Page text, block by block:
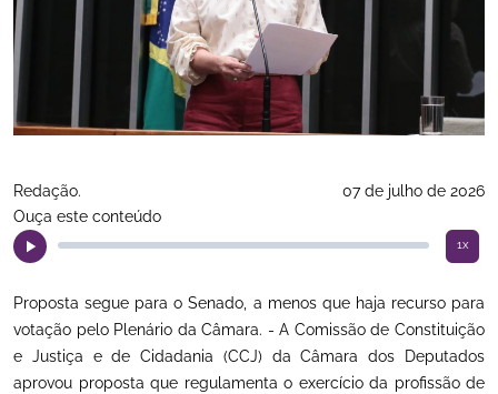
Redação.
07 de julho de 2026
Ouça este conteúdo
1x
Proposta segue para o Senado, a menos que haja recurso para
votação pelo Plenário da Câmara. - A Comissão de Constituição
e Justiça e de Cidadania (CCJ) da Câmara dos Deputados
aprovou proposta que regulamenta o exercício da profissão de